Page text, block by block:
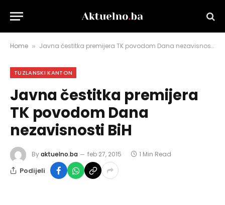
Home » Javna čestitka premijera TK povodom Dana nezavisnosti BiH
TUZLANSKI KANTON
Javna čestitka premijera
TK povodom Dana
nezavisnosti BiH
Byaktuelno.ba feb 27, 2015 1 Min Read
Podijeli